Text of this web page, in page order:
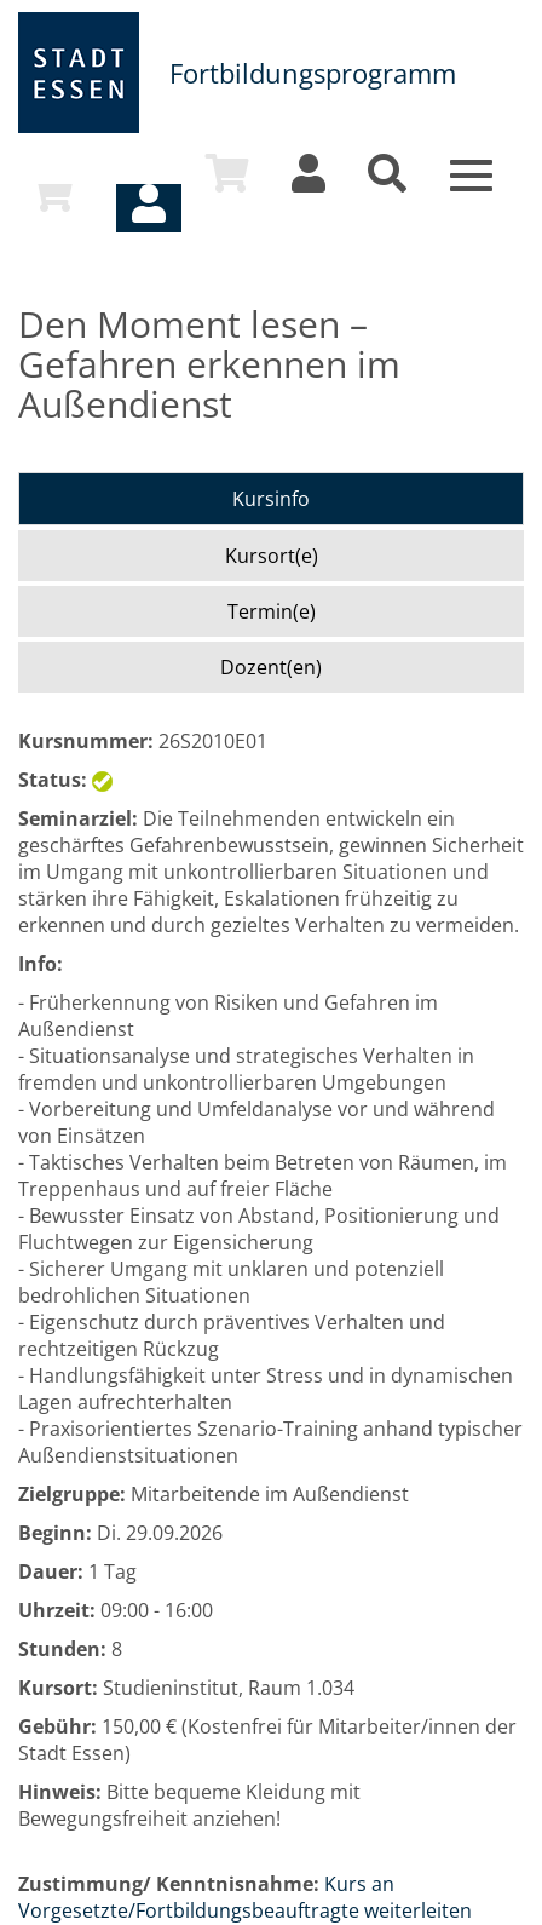
Fortbildungsprogramm
Toggle
Den Moment lesen –
Gefahren erkennen im
Außendienst
Kursinfo
Kursort(e)
Termin(e)
Dozent(en)
Kursnummer: 26S2010E01
Status:
Seminarziel: Die Teilnehmenden entwickeln ein
geschärftes Gefahrenbewusstsein, gewinnen Sicherheit
im Umgang mit unkontrollierbaren Situationen und
stärken ihre Fähigkeit, Eskalationen frühzeitig zu
erkennen und durch gezieltes Verhalten zu vermeiden.
Info:
- Früherkennung von Risiken und Gefahren im
Außendienst
- Situationsanalyse und strategisches Verhalten in
fremden und unkontrollierbaren Umgebungen
- Vorbereitung und Umfeldanalyse vor und während
von Einsätzen
- Taktisches Verhalten beim Betreten von Räumen, im
Treppenhaus und auf freier Fläche
- Bewusster Einsatz von Abstand, Positionierung und
Fluchtwegen zur Eigensicherung
- Sicherer Umgang mit unklaren und potenziell
bedrohlichen Situationen
- Eigenschutz durch präventives Verhalten und
rechtzeitigen Rückzug
- Handlungsfähigkeit unter Stress und in dynamischen
Lagen aufrechterhalten
- Praxisorientiertes Szenario-Training anhand typischer
Außendienstsituationen
Zielgruppe: Mitarbeitende im Außendienst
Beginn: Di. 29.09.2026
Dauer: 1 Tag
Uhrzeit: 09:00 - 16:00
Stunden: 8
Kursort: Studieninstitut, Raum 1.034
Gebühr: 150,00 € (Kostenfrei für Mitarbeiter/innen der
Stadt Essen)
Hinweis: Bitte bequeme Kleidung mit
Bewegungsfreiheit anziehen!
Zustimmung/ Kenntnisnahme: Kurs an
Vorgesetzte/Fortbildungsbeauftragte weiterleiten